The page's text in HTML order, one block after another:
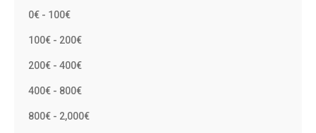
0€ - 100€
100€ - 200€
200€ - 400€
400€ - 800€
800€ - 2,000€